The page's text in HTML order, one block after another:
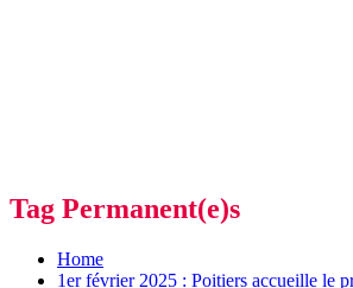
Tag Permanent(e)s
Home
1er février 2025 : Poitiers accueille le